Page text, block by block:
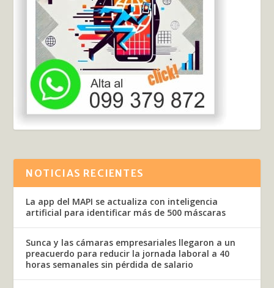
NOTICIAS RECIENTES
La app del MAPI se actualiza con inteligencia
artificial para identificar más de 500 máscaras
Sunca y las cámaras empresariales llegaron a un
preacuerdo para reducir la jornada laboral a 40
horas semanales sin pérdida de salario